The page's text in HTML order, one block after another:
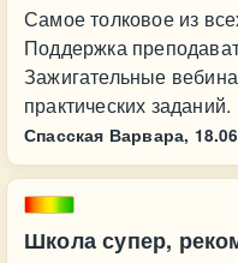
Самое толковое из
Поддержка
Зажигательные
практических заданий.
Спасская Варвара,
Школа супер,